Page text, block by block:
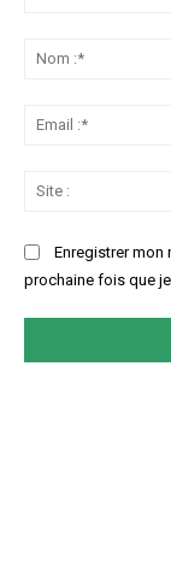
Enregistrer mon
prochaine fois que